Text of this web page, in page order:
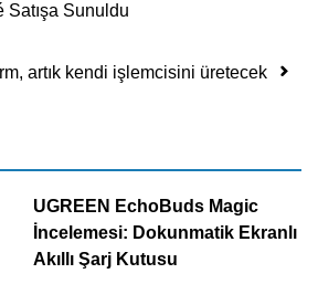
Satışa Sunuldu
artık kendi işlemcisini üretecek
UGREEN EchoBuds Magic
İncelemesi: Dokunmatik Ekranlı
Akıllı Şarj Kutusu